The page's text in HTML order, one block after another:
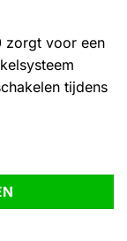
zorgt voor een
tijdens